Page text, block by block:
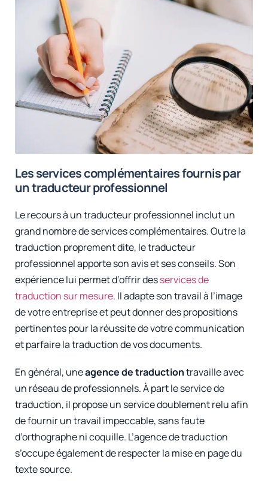
Les services complémentaires fournis par
un traducteur professionnel
Le recours à un traducteur professionnel inclut un
grand nombre de services complémentaires. Outre la
traduction proprement dite, le traducteur
professionnel apporte son avis et ses conseils. Son
expérience lui permet d’offrir desservices de
traduction sur mesure. Il adapte son travail à l’image
de votre entreprise et peut donner des propositions
pertinentes pour la réussite de votre communication
et parfaire la traduction de vos documents.
En général, uneagence de traductiontravaille avec
un réseau de professionnels. À part le service de
traduction, il propose un service doublement relu afin
de fournir un travail impeccable, sans faute
d’orthographe ni coquille. L’agence de traduction
s’occupe également de respecter la mise en page du
texte source.